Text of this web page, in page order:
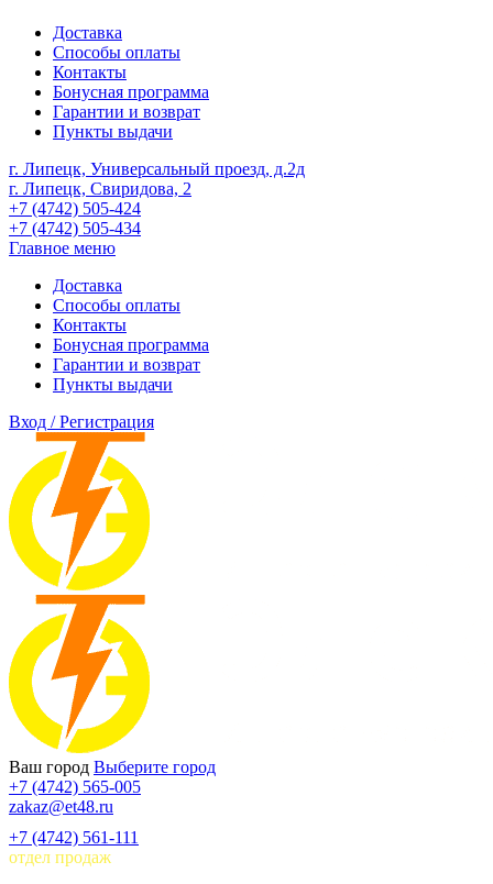
Доставка
Способы оплаты
Контакты
Бонусная программа
Гарантии и возврат
Пункты выдачи
г. Липецк, Универсальный проезд, д.2д
г. Липецк, Свиридова, 2
+7 (4742) 505-424
+7 (4742) 505-434
Главное меню
Доставка
Способы оплаты
Контакты
Бонусная программа
Гарантии и возврат
Пункты выдачи
Вход / Регистрация
Ваш город Выберите город
+7 (4742) 565-005
zakaz@et48.ru
+7 (4742) 561-111
отдел продаж